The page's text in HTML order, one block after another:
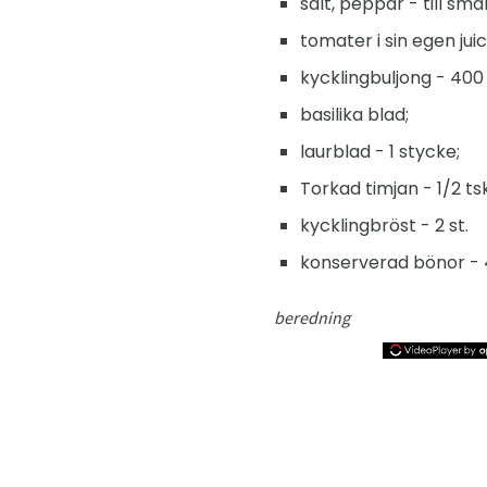
tomater i sin egen
kycklingbuljong - 400
basilika blad;
laurblad - 1 stycke;
Torkad timjan - 1/2
kycklingbröst - 2 st.
konserverad bönor -
beredning